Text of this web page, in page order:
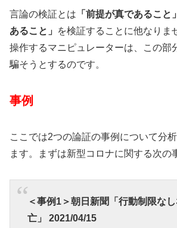
言論の検証とは 「前提が真であること」
あること」
を検証することに他なりま
操作するマニピュレーターは、この部
騙そうとするのです。
事例
ここでは2つの論証の事例について分
ます。まずは新型コロナに関する次の
＜事例1＞朝日新聞「行動制限な
亡」 2021/04/15